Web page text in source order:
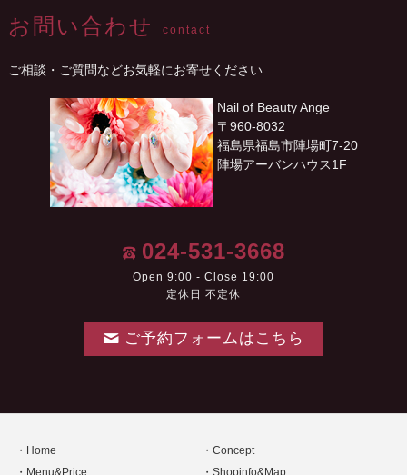
お問い合わせ contact
ご相談・ご質問などお気軽にお寄せください
Nail of Beauty Ange
〒960-8032
福島県福島市陣場町7-20
陣場アーバンハウス1F
024-531-3668
Open 9:00 - Close 19:00
定休日 不定休
ご予約フォームはこちら
Home
Concept
Menu&Price
Shopinfo&Map